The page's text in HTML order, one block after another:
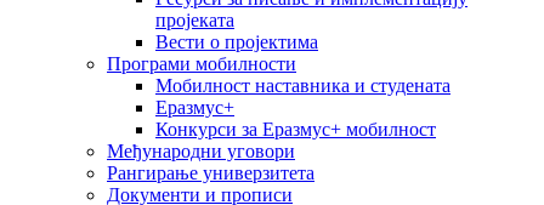
пројеката
Вести о пројектима
Програми мобилности
Мобилност наставника и студената
Еразмус+
Конкурси за Еразмус+ мобилност
Међународни уговори
Рангирање универзитета
Документи и прописи